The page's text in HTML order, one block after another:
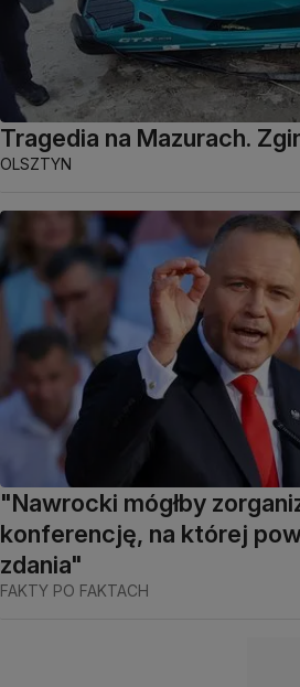
Tragedia na Mazurach.
OLSZTYN
"Nawrocki mógłby
konferencję, na której
zdania"
FAKTY PO FAKTACH